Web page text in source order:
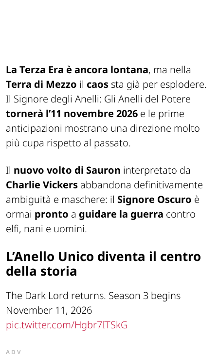
La Terza Era è ancora lontana, ma nella
Terra di Mezzo il caos sta già per esplodere.
Il Signore degli Anelli: Gli Anelli del Potere
tornerà l’11 novembre 2026 e le prime
anticipazioni mostrano una direzione molto
più cupa rispetto al passato.
Il nuovo volto di Sauron interpretato da
Charlie Vickers abbandona definitivamente
ambiguità e maschere: il Signore Oscuro è
ormai pronto a guidare la guerra contro
elfi, nani e uomini.
L’Anello Unico diventa il centro
della storia
The Dark Lord returns. Season 3 begins
November 11, 2026
pic.twitter.com/Hgbr7ITSkG
ADV